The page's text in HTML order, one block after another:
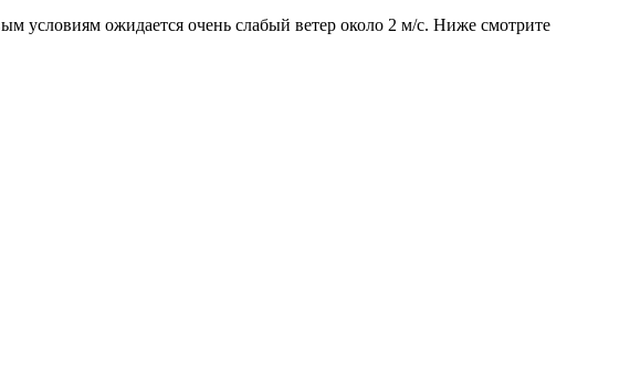
условиям ожидается очень слабый ветер около 2 м/с. Ниже смотрите